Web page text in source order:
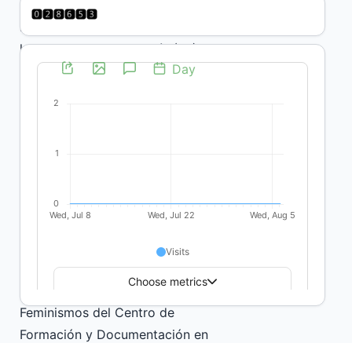
Doctoranda en Psicología y
Magíster en Psicología Social de
la Facultad de Psicología (FP),
Udelar. Docente del Instituto de
sostenibilidad de la vida y
Feministas que pertenecen a
dicho Instituto. Integra la Red
temática de Economía Social y
Solidaria de la Udelar y el Eje
Economía Social y Solidaria y
Feminismos del Centro de
Formación y Documentación en